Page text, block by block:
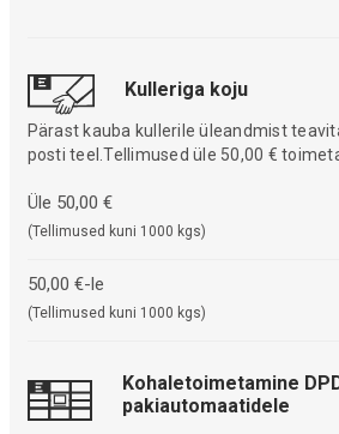
Kulleriga koju
Pärast kauba kullerile üleandmist
posti teel.Tellimused üle 50,00 €
Üle 50,00 €
(Tellimused kuni 1000 kgs)
50,00 €-le
(Tellimused kuni 1000 kgs)
Kohaletoimetamine
pakiautomaatidele